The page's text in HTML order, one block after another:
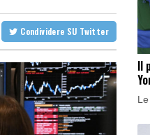
al Parlamento argentino,
al Parlamento argentino,
crisi a Ceuta
crisi a Ceuta
Condividere SU Twitter
Il